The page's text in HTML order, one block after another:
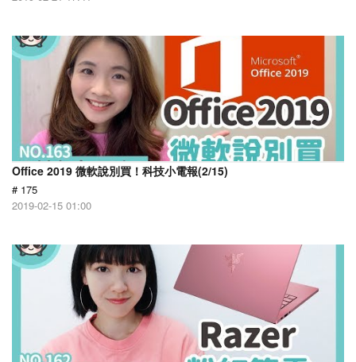
Office 2019 微軟說別買！科技小電報(2/15)
# 175
2019-02-15 01:00